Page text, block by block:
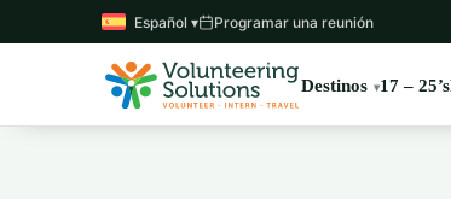
Español ▾ Programar una reunión
Destinos 17 – 25’s